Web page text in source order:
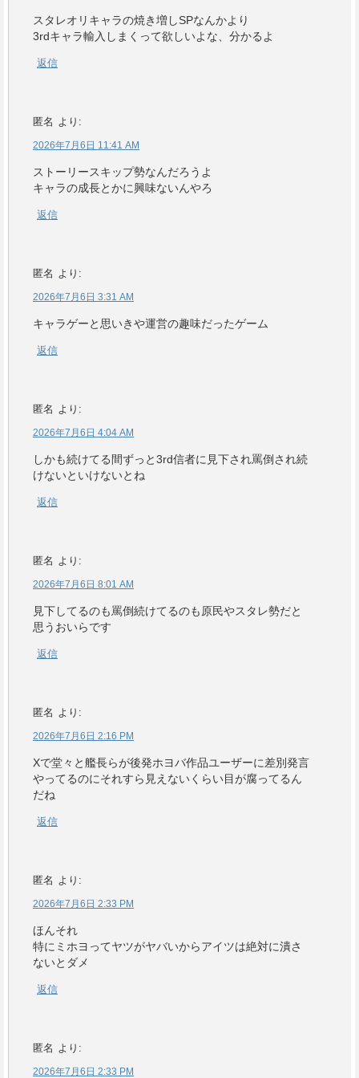
スタレオリキャラの焼き増しSPなんかより
3rdキャラ輸入しまくって欲しいよな、分かるよ
返信
匿名 より:
2026年7月6日 11:41 AM
ストーリースキップ勢なんだろうよ
キャラの成長とかに興味ないんやろ
返信
匿名 より:
2026年7月6日 3:31 AM
キャラゲーと思いきや運営の趣味だったゲーム
返信
匿名 より:
2026年7月6日 4:04 AM
しかも続けてる間ずっと3rd信者に見下され罵倒され続
けないといけないとね
返信
匿名 より:
2026年7月6日 8:01 AM
見下してるのも罵倒続けてるのも原民やスタレ勢だと
思うおいらです
返信
匿名 より:
2026年7月6日 2:16 PM
Xで堂々と艦長らが後発ホヨバ作品ユーザーに差別発言
やってるのにそれすら見えないくらい目が腐ってるん
だね
返信
匿名 より:
2026年7月6日 2:33 PM
ほんそれ
特にミホヨってヤツがヤバいからアイツは絶対に潰さ
ないとダメ
返信
匿名 より:
2026年7月6日 2:33 PM